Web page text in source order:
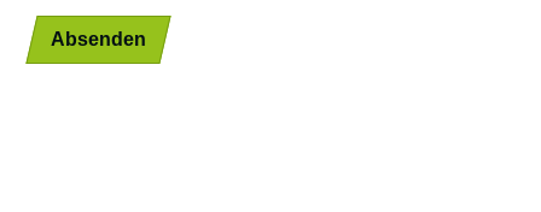
Absenden